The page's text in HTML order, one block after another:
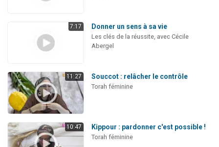
7:17 Donner un sens à sa vie
Les clés de la réussite, avec Cécile
Abergel
11:27 Souccot : relâcher le contrôle
Torah féminine
10:47 Kippour : pardonner c'est possible !
Torah féminine